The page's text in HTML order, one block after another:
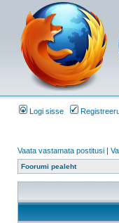
Logi sisse
Vaata vastamata postitusi |
Foorumi pealeht